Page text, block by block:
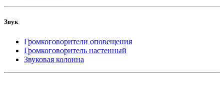
Звук
Громкоговорители оповещения
Громкоговоритель настенный
Звуковая колонна